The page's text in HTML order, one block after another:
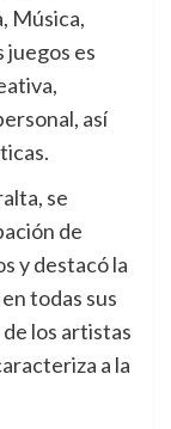
Música,
juegos es
así
se
de
y destacó la
todas sus
los artistas
a la